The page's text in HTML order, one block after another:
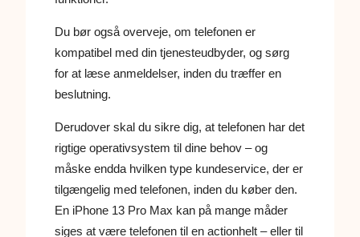
Du bør også overveje, om telefonen er
kompatibel med din tjenesteudbyder, og sørg
for at læse anmeldelser, inden du træffer en
beslutning.
Derudover skal du sikre dig, at telefonen har det
rigtige operativsystem til dine behov – og
måske endda hvilken type kundeservice, der er
tilgængelig med telefonen, inden du køber den.
En iPhone 13 Pro Max kan på mange måder
siges at være telefonen til en actionhelt – eller til